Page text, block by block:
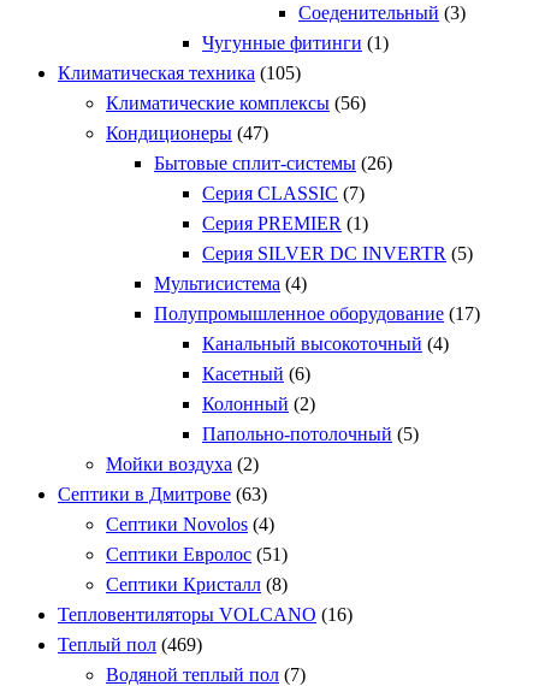
Соеденительный (3)
Чугунные фитинги (1)
Климатическая техника (105)
Климатические комплексы (56)
Кондиционеры (47)
Бытовые сплит-системы (26)
Серия CLASSIC (7)
Серия PREMIER (1)
Серия SILVER DC INVERTR (5)
Мультисистема (4)
Полупромышленное оборудование (17)
Канальный высокоточный (4)
Касетный (6)
Колонный (2)
Папольно-потолочный (5)
Мойки воздуха (2)
Септики в Дмитрове (63)
Септики Novolos (4)
Септики Евролос (51)
Септики Кристалл (8)
Тепловентиляторы VOLCANO (16)
Теплый пол (469)
Водяной теплый пол (7)